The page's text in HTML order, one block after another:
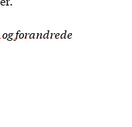
forandrede